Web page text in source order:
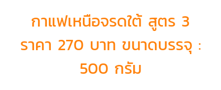
กาแฟเหนือจรดใต้ สูตร 3
ราคา 270 บาท ขนาดบรรจุ :
500 กรัม